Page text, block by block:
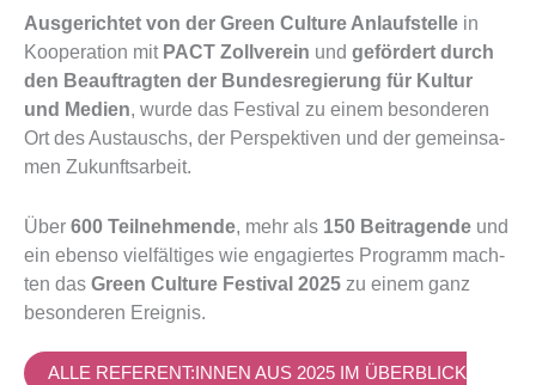
Aus­ge­rich­tet von der Green Cul­tu­re Anlauf­stel­le in
Koope­ra­ti­on mit PACT Zoll­ver­ein und geför­dert durch
den Beauf­trag­ten der Bun­des­re­gie­rung für Kul­tur
und Medi­en, wur­de das Fes­ti­val zu einem beson­de­ren
Ort des Aus­tauschs, der Per­spek­ti­ven und der gemein­sa­
men Zukunfts­ar­beit.
Über 600 Teil­neh­men­de, mehr als 150 Bei­tra­gen­de und
ein eben­so viel­fäl­ti­ges wie enga­gier­tes Pro­gramm mach­
ten das Green Cul­tu­re Fes­ti­val 2025 zu einem ganz
beson­de­ren Ereig­nis.
ALLE REFERENT:INNEN AUS 2025 IM ÜBER­BLICK